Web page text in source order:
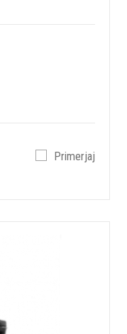
Primerjaj